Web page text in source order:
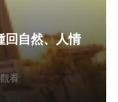
回自然、人情
看